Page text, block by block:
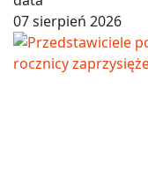
07 sierpień 2026